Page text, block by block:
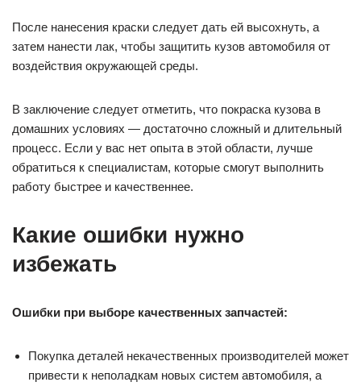
После нанесения краски следует дать ей высохнуть, а
затем нанести лак, чтобы защитить кузов автомобиля от
воздействия окружающей среды.
В заключение следует отметить, что покраска кузова в
домашних условиях — достаточно сложный и длительный
процесс. Если у вас нет опыта в этой области, лучше
обратиться к специалистам, которые смогут выполнить
работу быстрее и качественнее.
Какие ошибки нужно
избежать
Ошибки при выборе качественных запчастей:
Покупка деталей некачественных производителей может
привести к неполадкам новых систем автомобиля, а